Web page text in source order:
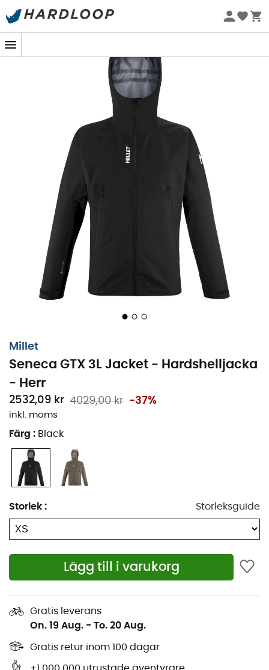
Sommarerbjudanden 🔥 -5 % EXTRA vid köp av 2 produkter*
Millet
Seneca GTX 3L Jacket - Hardshelljacka
- Herr
2532,09 kr 4029,00 kr -37%
inkl. moms
Färg : Black
Storlek : Storleksguide
Lägg till i varukorg
Gratis leverans
On. 19 Aug. - To. 20 Aug.
Gratis retur inom 100 dagar
+1 000 000 utrustade äventyrare
När regnskuren överraskar mitt under vandringen blir
män Seneca GTX 3L
oumbärliga allierade. Designad för att trotsa elementen,
garanterar denna moderna rustning att du håller dig
torr utan att ge avkall på andningsförmågan, även när
Moder Natur bestämmer sig för att testa dina gränser.
Utrustad med
teknologi, utgör denna
jacka en verklig barriär mot fukt samtidigt som den
tillåter värme och svett att släppas ut. De
vattentäta
dragkedjorna
och den fasta huvan med skärm
Seneca GTX 3L till en fästning mot regnet, allt med en
som nästan får dig att glömma att du bär den.
Men låt dig inte luras, Seneca GTX 3L stöter inte bara
bort regnet, den erbjuder dig också en
enastående
rörelsefrihetmed sin ergonomiska passform.
Material: GORE-TEX 3-lagers 100% återvunnen
polyester med hållbar vattenavvisande
Vindtätt och vattentätt material
Vattentäthet: 28 000 mm
Jacka med membran utan foder
2 fickor med vattentäta dragkedjor
Central öppning med vattentät YKK® dragkedja
Justerbar nederkant med elastisk dragsko och lås
Raglanärm konstruktion
Justerbara ärmslut med kardborreband
Skyddande flik
Kompatibel med sele
Fast huva justerbar med elastisk dragsko,